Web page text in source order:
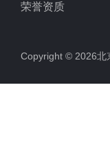
荣誉资质
Copyright © 2026